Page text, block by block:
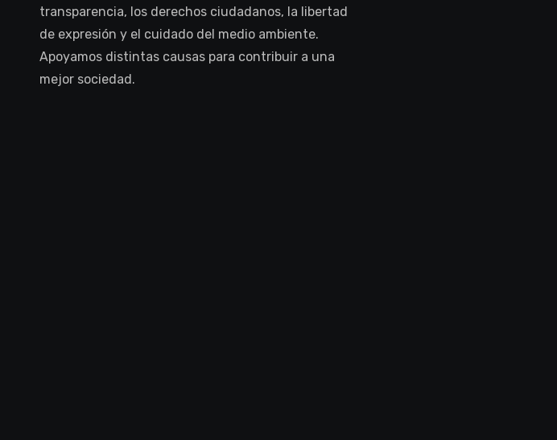
transparencia, los derechos ciudadanos, la libertad
de expresión y el cuidado del medio ambiente.
Apoyamos distintas causas para contribuir a una
mejor sociedad.